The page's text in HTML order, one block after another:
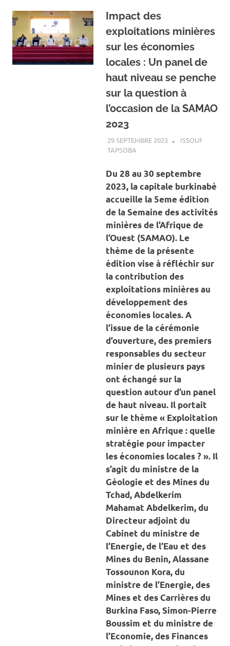
Impact des
exploitations minières
sur les économies
locales : Un panel de
haut niveau se penche
sur la question à
l’occasion de la SAMAO
2023
29 SEPTEMBRE 2023
ISSOUF
TAPSOBA
Du 28 au 30 septembre
2023, la capitale burkinabè
accueille la 5eme édition
de la Semaine des activités
minières de l’Afrique de
l’Ouest (SAMAO). Le
thème de la présente
édition vise à réfléchir sur
la contribution des
exploitations minières au
développement des
économies locales. A
l’issue de la cérémonie
d’ouverture, des premiers
responsables du secteur
minier de plusieurs pays
ont échangé sur la
question autour d’un panel
de haut niveau. Il portait
sur le thème « Exploitation
minière en Afrique : quelle
stratégie pour impacter
les économies locales ? ». Il
s’agit du ministre de la
Géologie et des Mines du
Tchad, Abdelkerim
Mahamat Abdelkerim, du
Directeur adjoint du
Cabinet du ministre de
l’Energie, de l’Eau et des
Mines du Benin, Alassane
Tossounon Kora, du
ministre de l’Energie, des
Mines et des Carrières du
Burkina Faso, Simon-Pierre
Boussim et du ministre de
l’Economie, des Finances